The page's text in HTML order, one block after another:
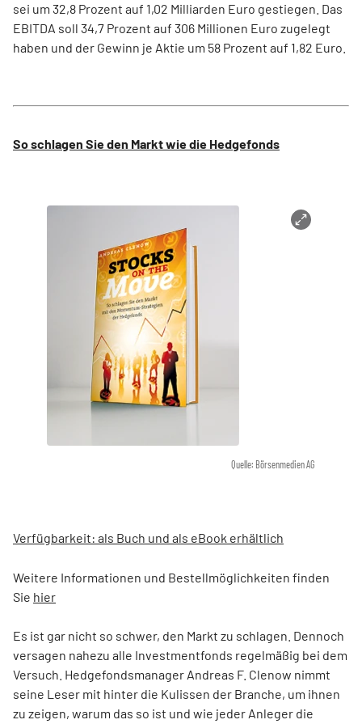
sei um 32,8 Prozent auf 1,02 Milliarden Euro gestiegen. Das
EBITDA soll 34,7 Prozent auf 306 Millionen Euro zugelegt
haben und der Gewinn je Aktie um 58 Prozent auf 1,82 Euro.
So schlagen Sie den Markt wie die Hedgefonds
Quelle: Börsenmedien AG
Verfügbarkeit: als Buch und als eBook erhältlich
Weitere Informationen und Bestellmöglichkeiten finden
Sie hier
Es ist gar nicht so schwer, den Markt zu schlagen. Dennoch
versagen nahezu alle Investmentfonds regelmäßig bei dem
Versuch. Hedgefondsmanager Andreas F. Clenow nimmt
seine Leser mit hinter die Kulissen der Branche, um ihnen
zu zeigen, warum das so ist und wie jeder Anleger die